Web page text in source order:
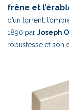
frêne et
d’un torrent,
1890 par Joseph
robustesse et son